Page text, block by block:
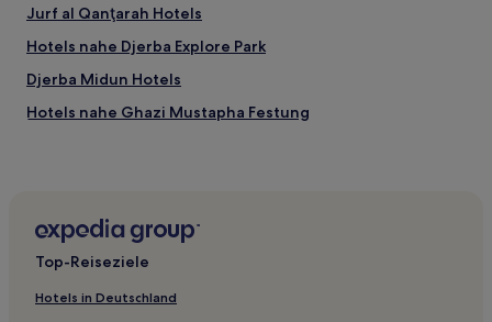
Jurf al Qanţarah Hotels
Hotels nahe Djerba Explore Park
Djerba Midun Hotels
Hotels nahe Ghazi Mustapha Festung
Fahmine Hotels
Hotels nahe Al-Ghriba-Synagoge
Houmt Souk: Hotels
Top-Reiseziele
Hotels in Deutschland